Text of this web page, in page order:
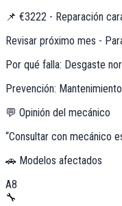
📌 €3222 - Reparación
Revisar próximo mes -
Por qué falla: Desgaste
Prevención:
💬 Opinión del mecánico
“Consultar con mecánico
🚗 Modelos afectados
A8
🔧